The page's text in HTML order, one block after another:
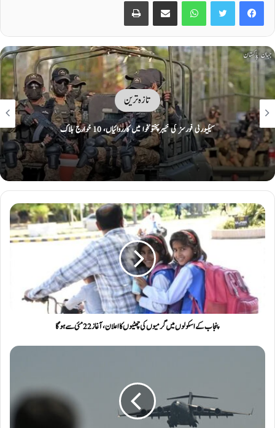
تازہ ترین
پی سی بی نے نیشنل چیمپئنز کپ کے میچ آفیشلز پینل کا اعلان کر دیا
پنجاب کے اسکولوں میں گرمیوں کی چھٹیوں کا اعلان، آغاز 22 مئی سے ہوگا